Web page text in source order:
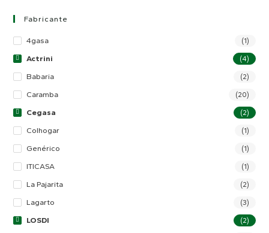
Fabricante
4gasa (1)
Actrini (4)
Babaria (2)
Caramba (20)
Cegasa (2)
Colhogar (1)
Genérico (1)
ITICASA (1)
La Pajarita (2)
Lagarto (3)
LOSDI (2)